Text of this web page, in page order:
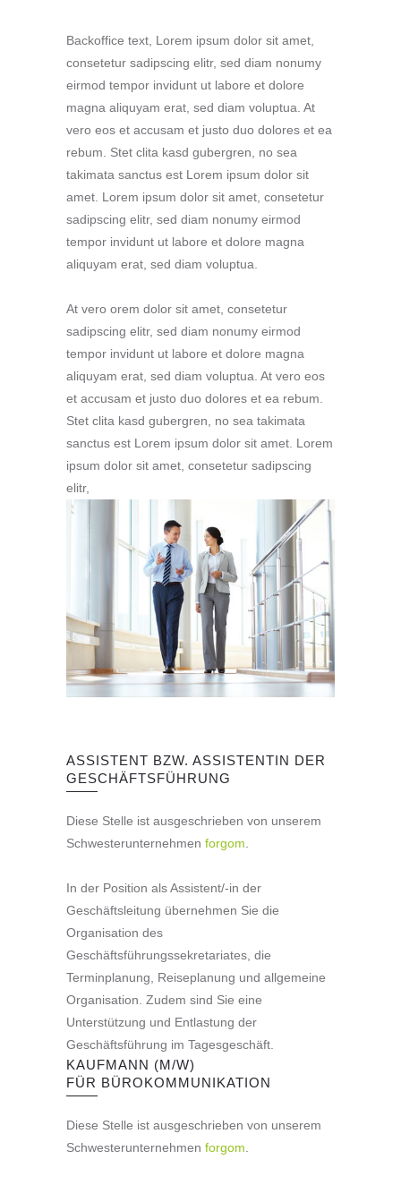
Backoffice text, Lorem ipsum dolor sit amet,
consetetur sadipscing elitr, sed diam nonumy
eirmod tempor invidunt ut labore et dolore
magna aliquyam erat, sed diam voluptua. At
vero eos et accusam et justo duo dolores et ea
rebum. Stet clita kasd gubergren, no sea
takimata sanctus est Lorem ipsum dolor sit
amet. Lorem ipsum dolor sit amet, consetetur
sadipscing elitr, sed diam nonumy eirmod
tempor invidunt ut labore et dolore magna
aliquyam erat, sed diam voluptua.
At vero orem dolor sit amet, consetetur
sadipscing elitr, sed diam nonumy eirmod
tempor invidunt ut labore et dolore magna
aliquyam erat, sed diam voluptua. At vero eos
et accusam et justo duo dolores et ea rebum.
Stet clita kasd gubergren, no sea takimata
sanctus est Lorem ipsum dolor sit amet. Lorem
ipsum dolor sit amet, consetetur sadipscing
elitr,
ASSISTENT BZW. ASSISTENTIN DER
GESCHÄFTSFÜHRUNG
Diese Stelle ist ausgeschrieben von unserem
Schwesterunternehmen forgom
In der Position als Assistent/-in der
Geschäftsleitung übernehmen Sie die
Organisation des
Geschäftsführungssekretariates, die
Terminplanung, Reiseplanung und allgemeine
Organisation. Zudem sind Sie eine
Unterstützung und Entlastung der
Geschäftsführung im Tagesgeschäft.
KAUFMANN (M/W)
FÜR BÜROKOMMUNIKATION
Diese Stelle ist ausgeschrieben von unserem
Schwesterunternehmen forgom